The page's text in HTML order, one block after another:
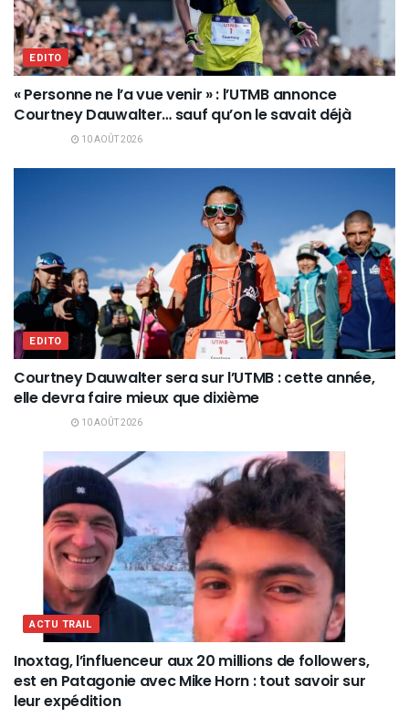
EDITO
« Personne ne l’a vue venir » : l’UTMB annonce
Courtney Dauwalter… sauf qu’on le savait déjà
10 AOÛT 2026
EDITO
Courtney Dauwalter sera sur l’UTMB : cette année,
elle devra faire mieux que dixième
10 AOÛT 2026
ACTU TRAIL
Inoxtag, l’influenceur aux 20 millions de followers,
est en Patagonie avec Mike Horn : tout savoir sur
leur expédition